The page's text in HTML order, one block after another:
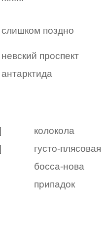
слишком поздно
невский проспект
антарктида
колокола
густо-плясовая
босса-нова
припадок